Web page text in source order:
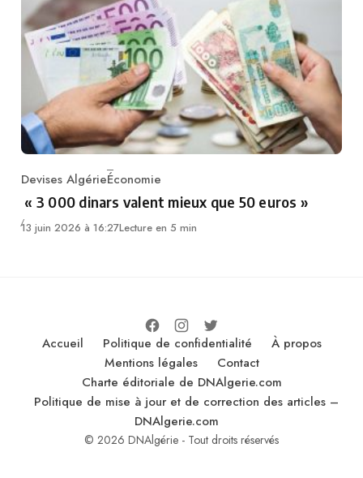
Category
Devises AlgérieÉconomie
« 3 000 dinars valent mieux que 50 euros »
13 juin 2026 à 16:27Lecture en 5 min
Accueil Politique de confidentialité
À propos
Mentions légales
Contact
Charte éditoriale de DNAlgerie.com
Politique de mise à jour et de correction des articles –
DNAlgerie.com
© 2026 DNAlgérie - Tout droits réservés